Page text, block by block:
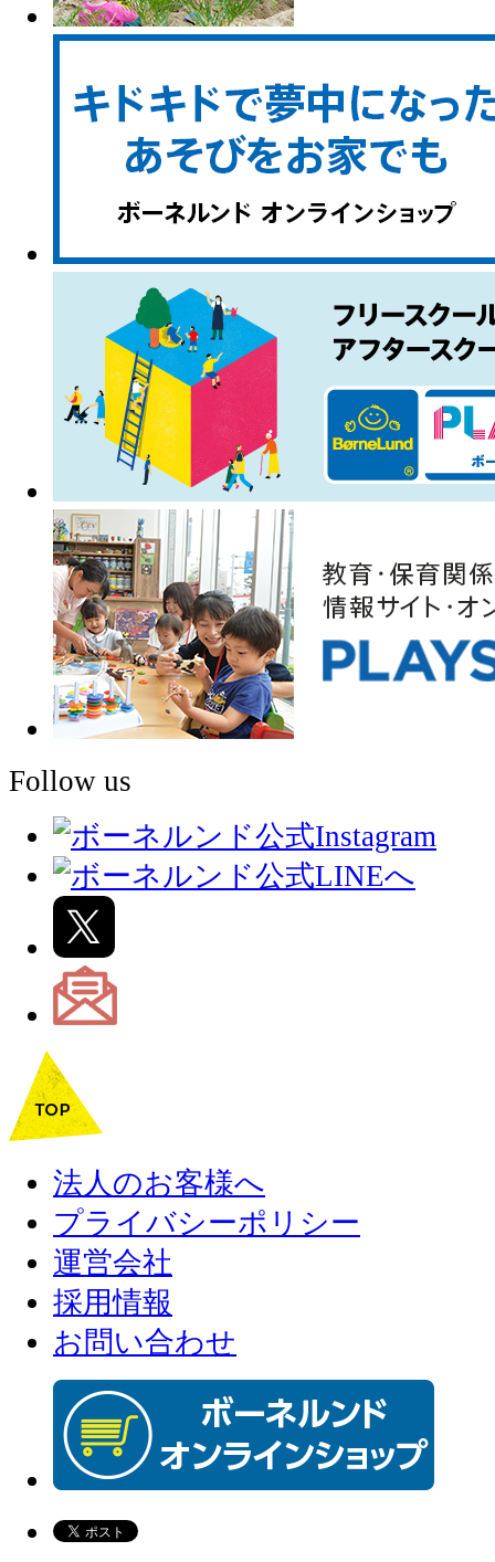
Follow us
法人のお客様へ
プライバシーポリシー
運営会社
採用情報
お問い合わせ